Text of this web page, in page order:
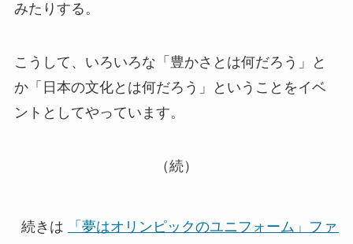
みたりする。
こうして、いろいろな「豊かさとは何だろう」と
か「日本の文化とは何だろう」ということをイベ
ントとしてやっています。
（続）
続きは 「夢はオリンピックのユニフォーム」ファ